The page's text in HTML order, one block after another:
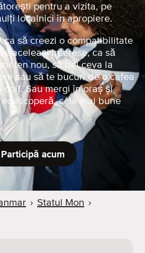
pentru a vizita, pe
localnici în apropiere.
ca să creezi o compatibilitate
aceleași interese, ca să
nou, să bei ceva la
sau să te bucuri de o cafea
colț. Sau mergi în oraș și
cele mai bune
Participă acum
› Statul Mon ›